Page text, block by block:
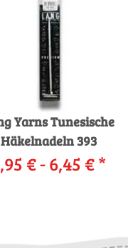
Yarns Tunesische
Häkelnadeln 393
€ -6,45 €*